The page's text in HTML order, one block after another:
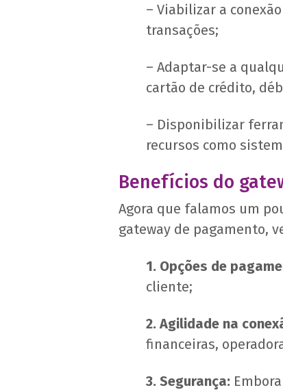
– Viabilizar a
transações;
– Adaptar-se a
cartão de crédito,
– Disponibilizar
recursos como
Benefícios do
Agora que falamos um
gateway de pagamento,
1. Opções de
cliente;
2. Agilidade na
financeiras,
3. Segurança: